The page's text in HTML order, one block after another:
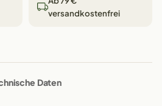
versandkostenfrei
Daten